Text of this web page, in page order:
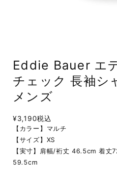
Eddie Bauer エ
チェック 長袖シ
メンズ
¥3,190税込
【カラー】マルチ
【サイズ】XS
【実寸】肩幅/裄丈 46.5cm 着
59.5cm